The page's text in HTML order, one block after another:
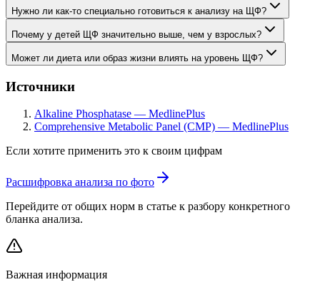
Нужно ли как-то специально готовиться к анализу на ЩФ?
Почему у детей ЩФ значительно выше, чем у взрослых?
Может ли диета или образ жизни влиять на уровень ЩФ?
Источники
Alkaline Phosphatase — MedlinePlus
Comprehensive Metabolic Panel (CMP) — MedlinePlus
Если хотите применить это к своим цифрам
Расшифровка анализа по фото
Перейдите от общих норм в статье к разбору конкретного
бланка анализа.
Важная информация